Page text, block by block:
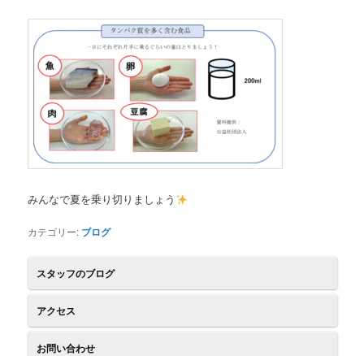
みんなで夏を乗り切りましょう
カテゴリー: ブログ
スタッフのブログ
アクセス
お問い合わせ